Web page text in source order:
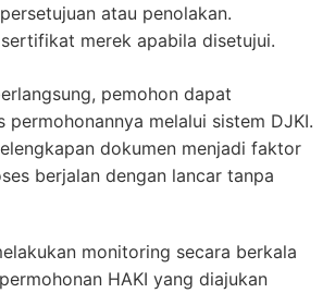
atau penolakan.
merek apabila disetujui.
pemohon dapat
permohonannya melalui sistem DJKI.
dokumen menjadi faktor
berjalan dengan lancar tanpa
monitoring secara berkala
HAKI yang diajukan